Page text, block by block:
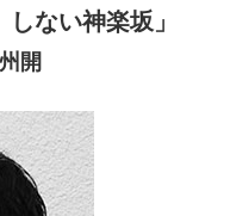
ない神楽坂」
開